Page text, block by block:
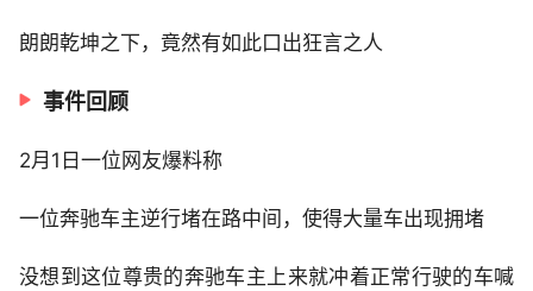
朗朗乾坤之下，竟然有如此口出狂言之人
事件回顾
2月1日一位网友爆料称
一位奔驰车主逆行堵在路中间，使得大量车出现拥堵
没想到这位尊贵的奔驰车主上来就冲着正常行驶的车喊